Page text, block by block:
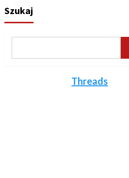
Szukaj
Threads